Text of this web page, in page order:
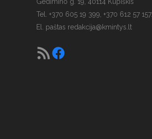
Tel. +370 605 19 399, +370 612 57 157.
El. paštas redakcija@kmintys.lt